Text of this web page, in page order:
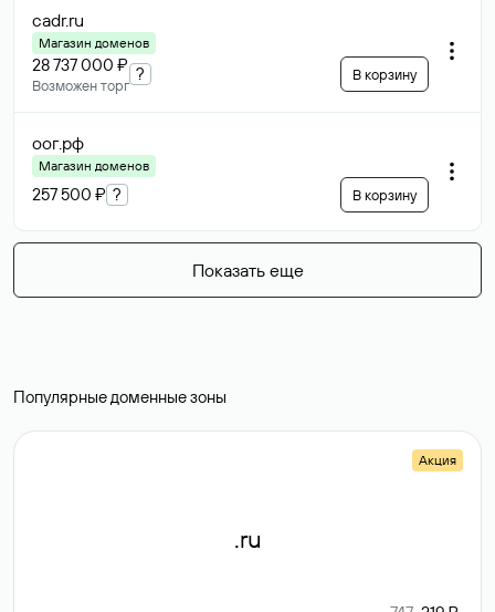
cadr.ru
Магазин доменов
28 737 000 ₽
Возможен торг
? В корзину
оог.рф
Магазин доменов
257 500 ₽ ? В корзину
Показать еще
Популярные доменные зоны
Акция
.ru